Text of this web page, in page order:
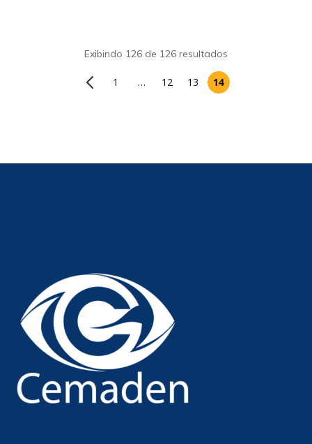
Exibindo 126 de 126 resultados
1 … 12 13 14